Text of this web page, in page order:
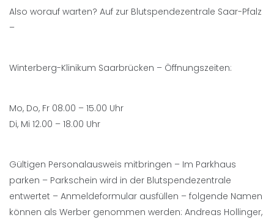
Also worauf warten? Auf zur Blutspendezentrale Saar-Pfalz
–
Winterberg-Klinikum Saarbrücken – Öffnungszeiten:
Mo, Do, Fr 08.00 – 15.00 Uhr
Di, Mi 12.00 – 18.00 Uhr
Gültigen Personalausweis mitbringen – Im Parkhaus
parken – Parkschein wird in der Blutspendezentrale
entwertet – Anmeldeformular ausfüllen – folgende Namen
können als Werber genommen werden: Andreas Hollinger,